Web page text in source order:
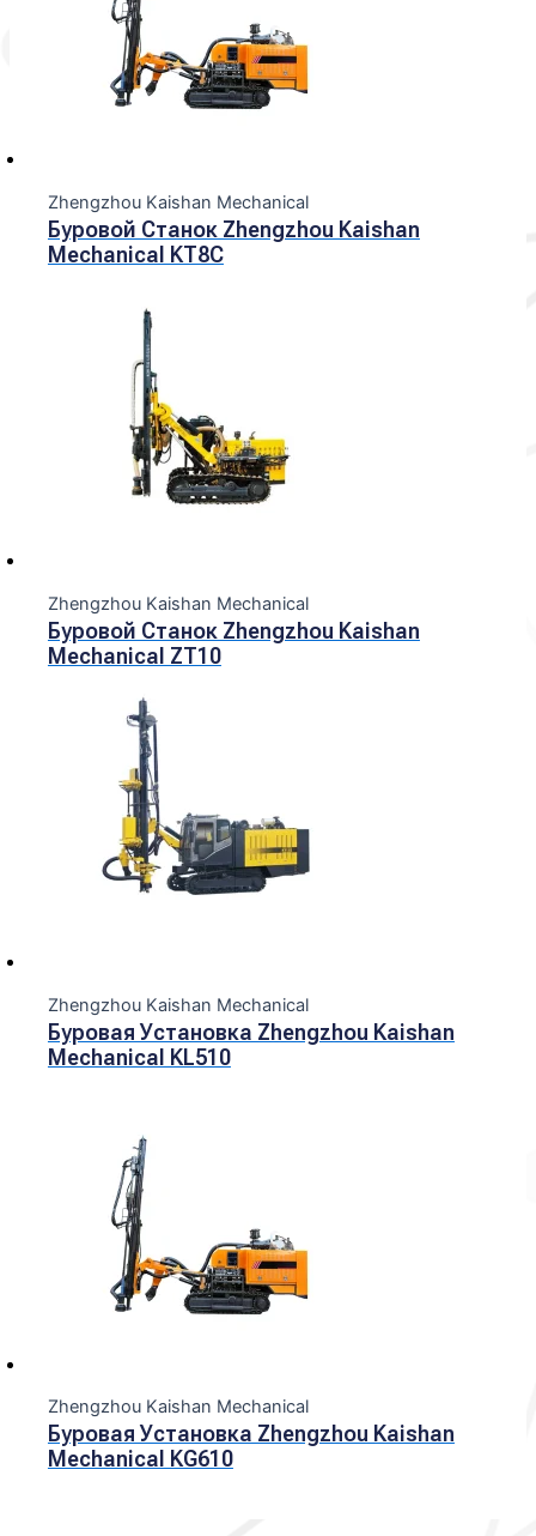
Zhengzhou Kaishan Mechanical
Буровой Станок Zhengzhou Kaishan
Mechanical KT8C
Zhengzhou Kaishan Mechanical
Буровой Станок Zhengzhou Kaishan
Mechanical ZT10
Zhengzhou Kaishan Mechanical
Буровая Установка Zhengzhou Kaishan
Mechanical KL510
Zhengzhou Kaishan Mechanical
Буровая Установка Zhengzhou Kaishan
Mechanical KG610